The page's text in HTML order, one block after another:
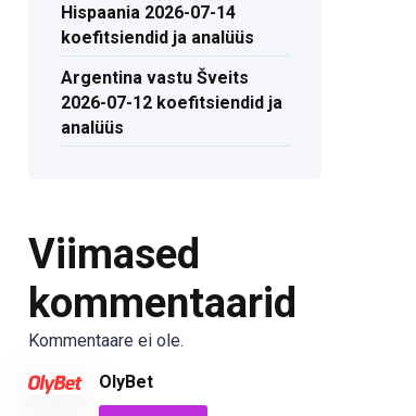
Hispaania 2026-07-14
koefitsiendid ja analüüs
Argentina vastu Šveits
2026-07-12 koefitsiendid ja
analüüs
Viimased
kommentaarid
Kommentaare ei ole.
OlyBet